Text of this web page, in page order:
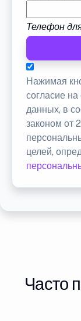
Телефон
Нажимая
согласие
данных, в
законом от
целей,
Часто